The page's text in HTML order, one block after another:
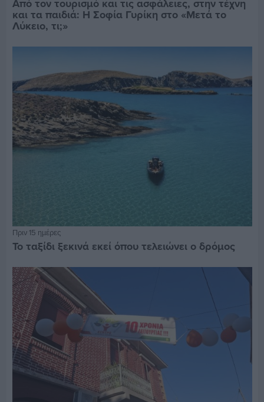
Από τον τουρισμό και τις ασφάλειες, στην τέχνη
και τα παιδιά: Η Σοφία Γυρίκη στο «Μετά το
Λύκειο, τι;»
Πριν 15 ημέρες
Το ταξίδι ξεκινά εκεί όπου τελειώνει ο δρόμος